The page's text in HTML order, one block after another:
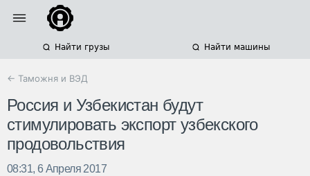
Найти грузы Найти машины
← Таможня и ВЭД
Россия и Узбекистан будут
стимулировать экспорт узбекского
продовольствия
08:31, 6 Апреля 2017